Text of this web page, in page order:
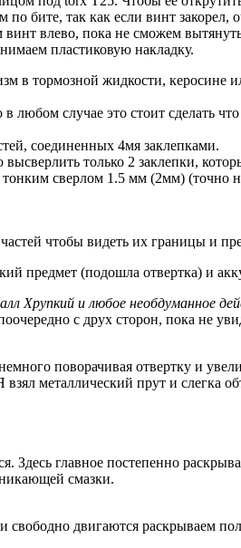
по бите, так как если винт
винт влево, пока не сможем
пластиковую накладку.
в тормозной жидкости, керосине
любом случае это стоит сделать
соединенных 4мя заклепками.
высверлить только 2 заклепки,
сверлом 1.5 мм (2мм) (точно
чтобы видеть их границы и
предмет (подошла отвертка) и
Хрупкий и любое необдуманное
с друх сторон, пока не
поворачивая отвертку и
металлический прут и слегка
Здесь главное постепенно
смазки.
свободно двигаются раскрываем